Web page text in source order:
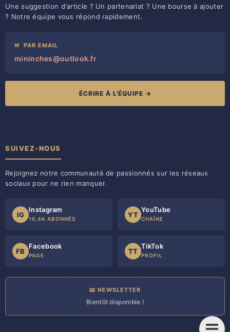
Une suggestion d'article ? Un partenariat ? Une bourse à ajouter
? Notre équipe vous répond rapidement.
✉ PAR EMAIL
mininches@outlook.fr
ÉCRIRE À L'ÉQUIPE →
SUIVEZ-NOUS
Rejoignez notre communauté de passionnés sur les réseaux
sociaux pour ne rien manquer.
IG
Instagram
16,4K ABONNÉS
YT
YouTube
CHAÎNE
FB
Facebook
PAGE
TT
TikTok
PROFIL
📧 NEWSLETTER
Bientôt disponible !